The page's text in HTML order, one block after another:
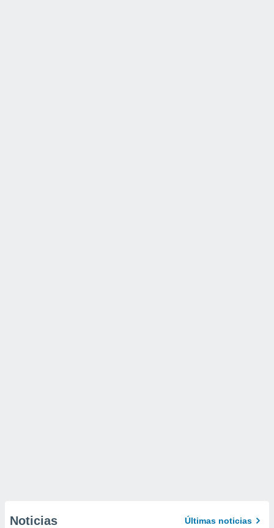
Noticias Últimas noticias